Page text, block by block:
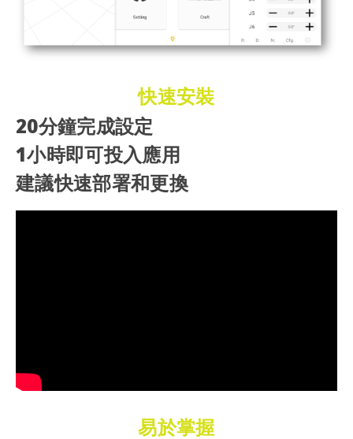
快速安裝
20分鐘完成設定
1小時即可投入應用
建議快速部署和更換
易於掌握